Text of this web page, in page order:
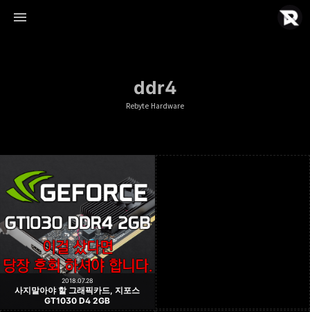
ddr4
Rebyte Hardware
사지말아야 할 그래픽카드, 지포스
GT1030 D4 2GB
2018.07.28
Rebyte Hardware